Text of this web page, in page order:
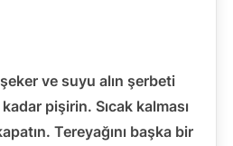
ve suyu alın şerbeti
pişirin. Sıcak kalması
Tereyağını başka bir